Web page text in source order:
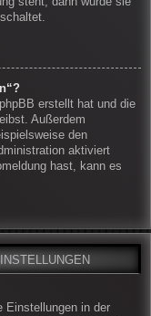
erstellt hat und die
Außerdem
den
aktiviert
hast, kann es
Einstellungen in der